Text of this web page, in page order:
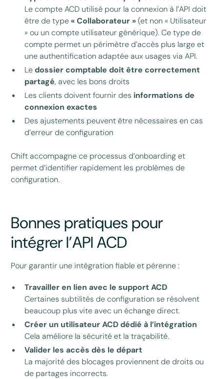
Le compte ACD utilisé pour la connexion à l’API doit
être de type« Collaborateur »(et non « Utilisateur
» ou un compte utilisateur générique). Ce type de
compte permet un périmètre d’accès plus large et
une authentification adaptée aux usages via API.
Ledossier comptable doit être correctement
partagé, avec les bons droits
Les clients doivent fournir des informations de
connexion exactes
Des ajustements peuvent être nécessaires en cas
d’erreur de configuration
Chift accompagne ce processus d’onboarding et
permet d’identifier rapidement les problèmes de
configuration.
Bonnes pratiques pour
intégrer l’API ACD
Pour garantir une intégration fiable et pérenne :
Travailler en lien avec le support ACD
Certaines subtilités de configuration se résolvent
beaucoup plus vite avec un échange direct.
Créer un utilisateur ACD dédié à l’intégration
Cela améliore la sécurité et la traçabilité.
Valider les accès dès le départ
La majorité des blocages proviennent de droits ou
de partages incorrects.